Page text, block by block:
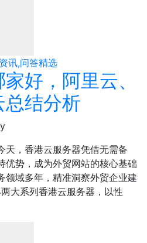
讯,问答精选
好，阿里云、
结分析
天，香港云服务器凭借无需备
优势，成为外贸网站的核心基础
领域多年，精准洞察外贸企业建
大系列香港云服务器，以性